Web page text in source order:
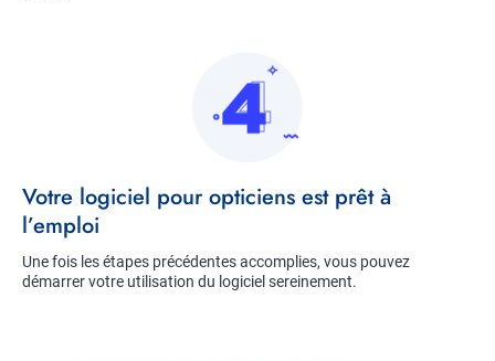
Title
Votre logiciel pour opticiens est prêt à
l’emploi
Description
Une fois les étapes précédentes accomplies, vous pouvez
démarrer votre utilisation du logiciel sereinement.